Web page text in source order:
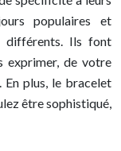
populaires et
différents. Ils font
exprimer, de votre
plus, le bracelet
être sophistiqué,